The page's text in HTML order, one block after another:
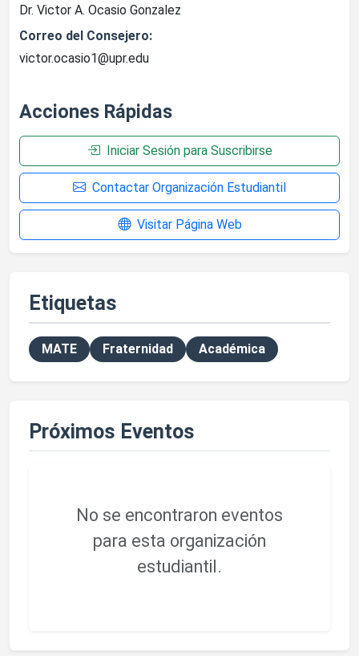
Dr. Victor A. Ocasio Gonzalez
Correo del Consejero:
victor.ocasio1@upr.edu
Acciones Rápidas
Iniciar Sesión para Suscribirse
Contactar Organización Estudiantil
Visitar Página Web
Etiquetas
MATE Fraternidad Académica
Próximos Eventos
No se encontraron eventos
para esta organización
estudiantil.